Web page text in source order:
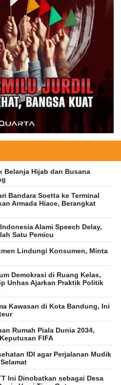
Belanja Hijab dan Busana
Bandara Soetta ke Terminal
Armada Hiace, Berangkat
Alami Speech Delay,
Satu Pemicu
Lindungi Konsumen, Minta
Demokrasi di Ruang Kelas,
Unhas Ajarkan Praktik Politik
Kawasan di Kota Bandung, Ini
Rumah Piala Dunia 2034,
FIFA
IDI agar Perjalanan Mudik
Ini Dinobatkan sebagai Desa